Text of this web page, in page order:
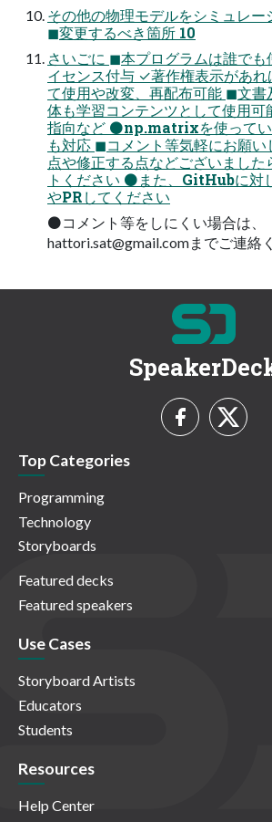
その他の物理モデルをシミュレー
◼変更するべき箇所 10
さいごに ◼本プログラムは誰で
イセンス付与 ✓著作権表示があれ
て使用や改変、再配布可能 ◼文書
体も学習コンテンツとして使用可
指向など ⚫np.matrixを使ってい
も対応 ◼コメント等気軽にお願い
点や修正する点などございました
トください ⚫また、GitHubに
やPRしてください
⚫コメント等をしにくい場合は、
hattori.sat@gmail.comまでご連絡
Top Categories
Programming
Technology
Storyboards
Featured decks
Featured speakers
Use Cases
Storyboard Artists
Educators
Students
Resources
Help Center